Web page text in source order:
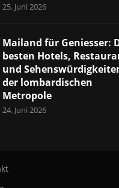
25. Juni 2026
Mailand für Geniesser:
besten Hotels,
und
der lombardischen
Metropole
24. Juni 2026